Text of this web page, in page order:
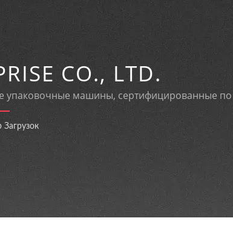
CO., LTD.
машины, сертифицированные по
Загрузок